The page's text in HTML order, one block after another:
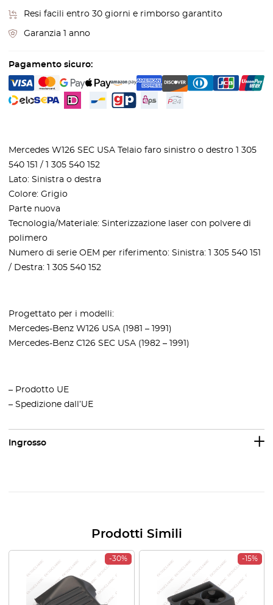
Resi facili entro 30 giorni e rimborso garantito
Garanzia 1 anno
Pagamento sicuro:
Mercedes W126 SEC USA Telaio faro sinistro o destro 1 305
540 151 / 1 305 540 152
Lato: Sinistra o destra
Colore: Grigio
Parte nuova
Tecnologia/Materiale: Sinterizzazione laser con polvere di
polimero
Numero di serie OEM per riferimento: Sinistra: 1 305 540 151
/ Destra: 1 305 540 152
Progettato per i modelli:
Mercedes-Benz W126 USA (1981 – 1991)
Mercedes-Benz C126 SEC USA (1982 – 1991)
– Prodotto UE
– Spedizione dall’UE
Ingrosso
Prodotti Simili
-30% -15%